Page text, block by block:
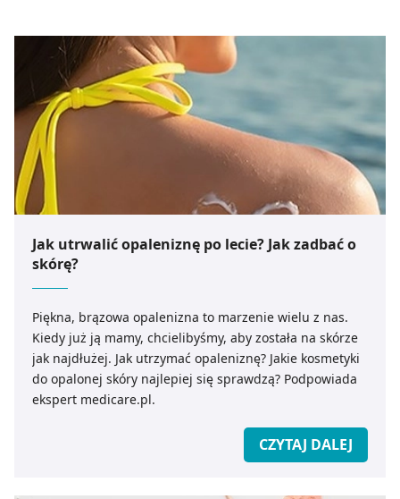
Jak utrwalić opaleniznę po lecie? Jak zadbać o
skórę?
Piękna, brązowa opalenizna to marzenie wielu z nas.
Kiedy już ją mamy, chcielibyśmy, aby została na skórze
jak najdłużej. Jak utrzymać opaleniznę? Jakie kosmetyki
do opalonej skóry najlepiej się sprawdzą? Podpowiada
ekspert medicare.pl.
CZYTAJ DALEJ